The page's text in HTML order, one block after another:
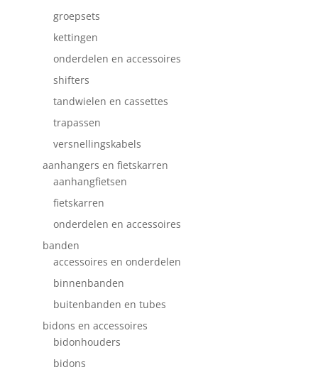
groepsets
kettingen
onderdelen en accessoires
shifters
tandwielen en cassettes
trapassen
versnellingskabels
aanhangers en fietskarren
aanhangfietsen
fietskarren
onderdelen en accessoires
banden
accessoires en onderdelen
binnenbanden
buitenbanden en tubes
bidons en accessoires
bidonhouders
bidons